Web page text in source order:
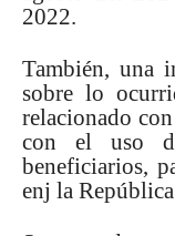
2022.
También, una
sobre lo
relacionado
con el uso
beneficiarios,
enj la